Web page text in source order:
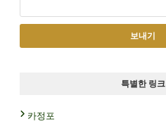
특별한 링크
카정포